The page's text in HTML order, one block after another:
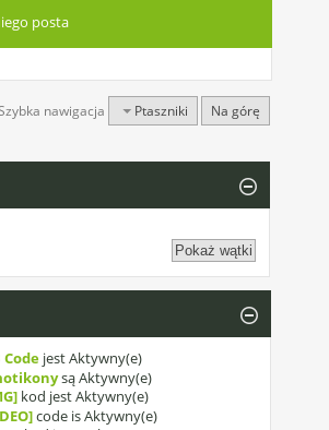
posta
nawigacja Ptaszniki Na górę
CodejestAktywny(e)
sąAktywny(e)
kod jestAktywny(e)
code isAktywny(e)